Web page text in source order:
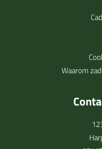
Waarom